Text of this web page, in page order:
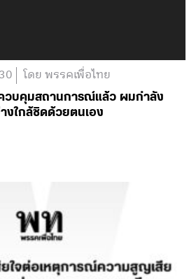
โดย พรรคเพื่อไทย
ควบคุมสถานการณ์แล้ว ผมกำลัง
งใกล้ชิดด้วยตนเอง